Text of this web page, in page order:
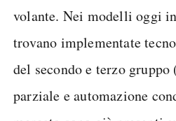
volante. Nei modelli oggi
trovano implementate
del secondo e terzo gruppo
parziale e automazione